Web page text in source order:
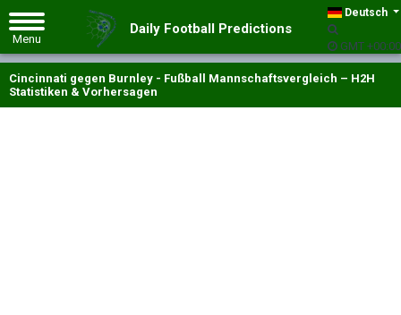
Deutsch
GMT +00:00
Daily Football Predictions
Cincinnati gegen Burnley - Fußball Mannschaftsvergleich – H2H
Statistiken & Vorhersagen